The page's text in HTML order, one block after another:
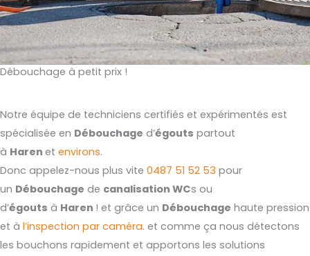
Débouchage à petit prix !
Notre équipe de techniciens certifiés et expérimentés est
spécialisée en Débouchage d’égouts partout
à Haren et environs.
Donc appelez-nous plus vite 0487 51 52 53 pour
un Débouchage de canalisation WCs ou
d’égouts à Haren ! et grâce un Débouchage haute pression
et à l’inspection par caméra. et comme ça nous détectons
les bouchons rapidement et apportons les solutions